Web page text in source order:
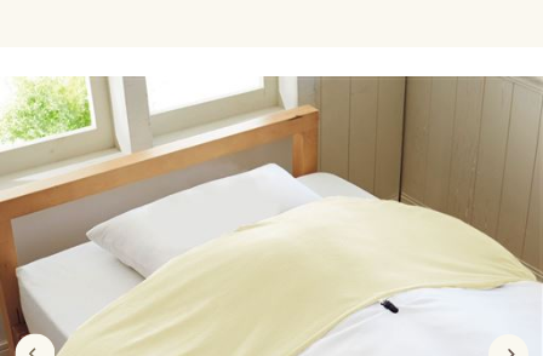
メンズ下着
ジュニア・ティーンズ下着
メンズファッション
メンズ下着
家電・雑貨すべて
家電
キッチン・雑貨・日用品
寝具・インテリア・家具
寝具・インテリア・家具通販すべて
家具・収納
寝具・ベッド
美容・健康
美容・健康通販すべて
美容・健康・サプリメント
制服・スクール
制服・スクールすべて
大きいサイズ
ジュニア・ティーンズ下着
メンズ下着
家電
キッチン・雑貨・日用品
寝具・インテリア・家具通販すべて
家具・収納
寝具・ベッド
カーテン・ラグ・ファブリック
美容・健康
美容・健康通販すべて
美容・健康・サプリメント
制服・スクール
制服・スクールすべて
制服・学生服
大きいサイズ
大きいサイズ通販すべて
バーゲン